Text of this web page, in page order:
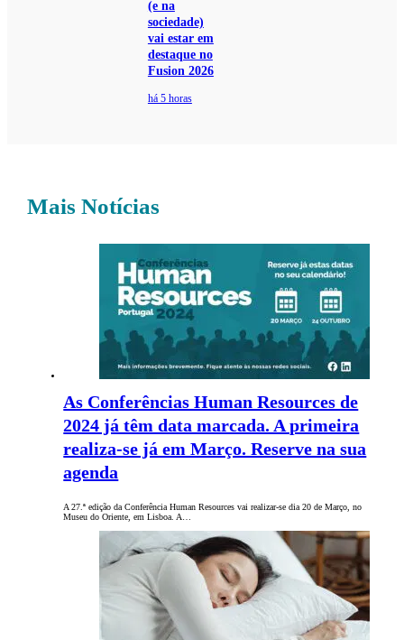
(e na
sociedade)
vai estar em
destaque no
Fusion 2026
há 5 horas
Mais Notícias
As Conferências Human Resources de
2024 já têm data marcada. A primeira
realiza-se já em Março. Reserve na sua
agenda
A 27.ª edição da Conferência Human Resources vai realizar-se dia 20 de Março, no
Museu do Oriente, em Lisboa. A…